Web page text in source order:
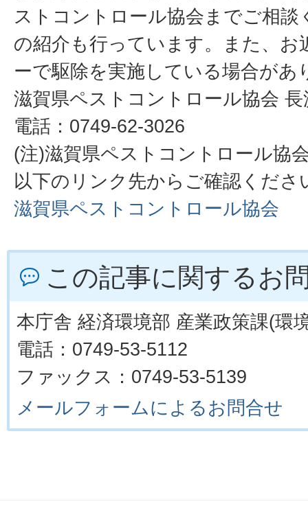
ストコントロール協会までご相談
の紹介も行っています。また、お
ーで駆除を実施している場合があ
滋賀県ペストコントロール協会 長
電話：0749-62-3026
(注)滋賀県ペストコントロール協
以下のリンク先からご確認くださ
滋賀県ペストコントロール協会
この記事に関するお
本庁舎 経済環境部 産業政策課(環
電話：0749-53-5112
ファックス：0749-53-5139
メールフォームによるお問合せ